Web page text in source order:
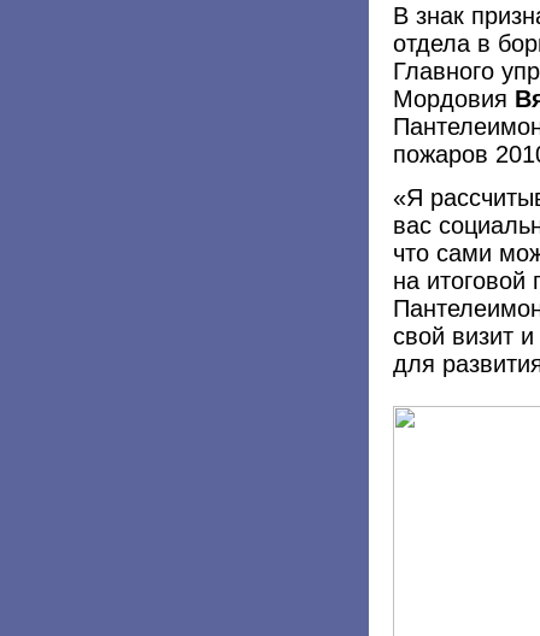
В знак
отдела в
Главного
Мордовия
пожаров
«Я
вас
что сами
на итоговой
свой визит
для